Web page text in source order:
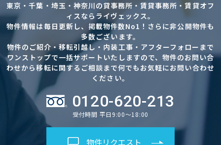
東京・千葉・埼玉・神奈川の貸事務所・賃貸事務所・賃貸オフ
ィスならライヴェックス。
物件情報は毎日更新し、掲載物件数No1！さらに非公開物件も
多数ございます。
物件のご紹介・移転引越し・内装工事・アフターフォローまで
ワンストップで一括サポートいたしますので、物件のお問い合
わせから移転に関するご相談まで何でもお気軽にお問い合わせ
ください。
0120-620-213
受付時間 平日9:00～18:00
物件リクエスト